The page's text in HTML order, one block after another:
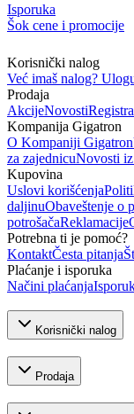
Isporuka
Šok cene i promocije
Korisnički nalog
Već imaš nalog?
Prodaja
AkcijeNovosti
Kompanija Gigatron
O Kompaniji Gigatron
za zajednicuNovosti
Kupovina
Uslovi korišćenja
daljinuObaveštenje o
potrošačaReklamacije
Potrebna ti je pomoć?
KontaktČesta pitanja
Plaćanje i isporuka
Načini plaćanja
Korisnički nalog
Prodaja